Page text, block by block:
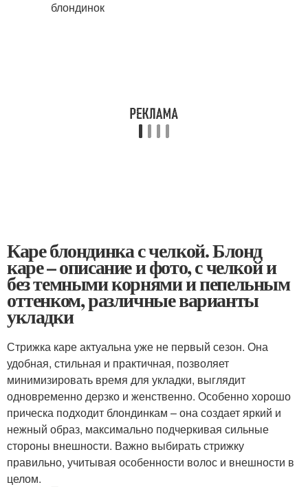
Каре блондинка с челкой. Блонд
каре – описание и фото, с челкой и
без темными корнями и пепельным
оттенком, различные варианты
укладки
Стрижка каре актуальна уже не первый сезон. Она
удобная, стильная и практичная, позволяет
минимизировать время для укладки, выглядит
одновременно дерзко и женственно. Особенно хорошо
прическа подходит блондинкам – она создает яркий и
нежный образ, максимально подчеркивая сильные
стороны внешности. Важно выбирать стрижку
правильно, учитывая особенности волос и внешности в
целом.